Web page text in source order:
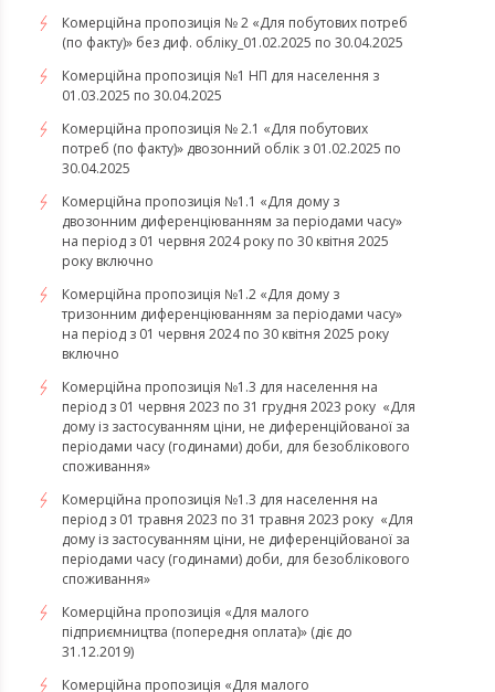
Комерційна пропозиція № 2 «Для побутових потреб
(по факту)» без диф. обліку_01.02.2025 по 30.04.2025
Комерційна пропозиція №1 НП для населення з
01.03.2025 по 30.04.2025
Комерційна пропозиція № 2.1 «Для побутових
потреб (по факту)» двозонний облік з 01.02.2025 по
30.04.2025
Комерційна пропозиція №1.1 «Для дому з
двозонним диференціюванням за періодами часу»
на період з 01 червня 2024 року по 30 квітня 2025
року включно
Комерційна пропозиція №1.2 «Для дому з
тризонним диференціюванням за періодами часу»
на період з 01 червня 2024 по 30 квітня 2025 року
включно
​​​​​​​Комерційна пропозиція №1.3 для населення на
період з 01 червня 2023 по 31 грудня 2023 року «Для
дому із застосуванням ціни, не диференційованої за
періодами часу (годинами) доби, для безоблікового
споживання»
​​​​​​​Комерційна пропозиція №1.3 для населення на
період з 01 травня 2023 по 31 травня 2023 року «Для
дому із застосуванням ціни, не диференційованої за
періодами часу (годинами) доби, для безоблікового
споживання»
Комерційна пропозиція «Для малого
підприємництва (попередня оплата)» (діє до
31.12.2019)
Комерційна пропозиція «Для малого